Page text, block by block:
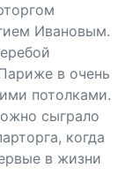
Ивановым.
в очень
потолками.
сыграло
когда
в жизни